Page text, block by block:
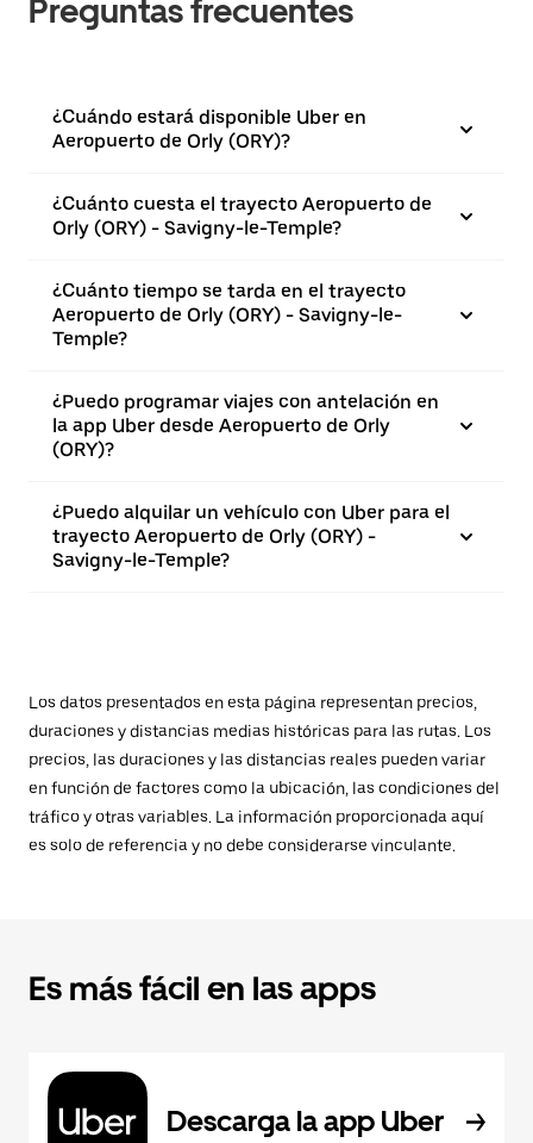
Preguntas frecuentes
¿Cuándo estará disponible Uber en
Aeropuerto de Orly (ORY)?
¿Cuánto cuesta el trayecto Aeropuerto de
Orly (ORY) - Savigny-le-Temple?
¿Cuánto tiempo se tarda en el trayecto
Aeropuerto de Orly (ORY) - Savigny-le-
Temple?
¿Puedo programar viajes con antelación en
la app Uber desde Aeropuerto de Orly
(ORY)?
¿Puedo alquilar un vehículo con Uber para el
trayecto Aeropuerto de Orly (ORY) -
Savigny-le-Temple?
Los datos presentados en esta página representan precios,
duraciones y distancias medias históricas para las rutas. Los
precios, las duraciones y las distancias reales pueden variar
en función de factores como la ubicación, las condiciones del
tráfico y otras variables. La información proporcionada aquí
es solo de referencia y no debe considerarse vinculante.
Es más fácil en las apps
Descarga la app Uber